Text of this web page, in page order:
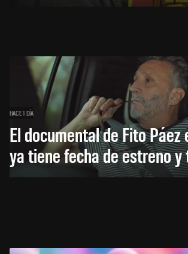
HACE 1 DÍA
El documental de Fito
ya tiene fecha de estreno